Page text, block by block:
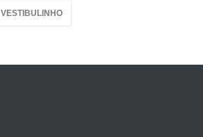
VESTIBULINHO